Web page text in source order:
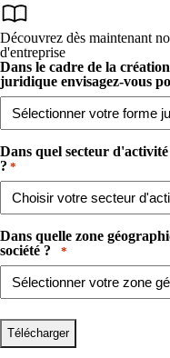
Découvrez dès maintenant
d'entreprise
Dans le cadre de la
juridique envisagez-vous
Dans quel secteur
?​ *
Dans quelle zone
société ? ​ ​
*